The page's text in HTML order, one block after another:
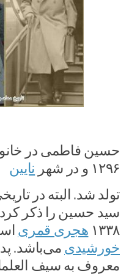
حسین فاطمی در
۱۲۹۶ و در شهر
نایین
تولد شد. البته در
سید حسین را ذکر
۱۳۳۸ هجری قمری
خورشیدی می‌باشد.
معروف به سیف